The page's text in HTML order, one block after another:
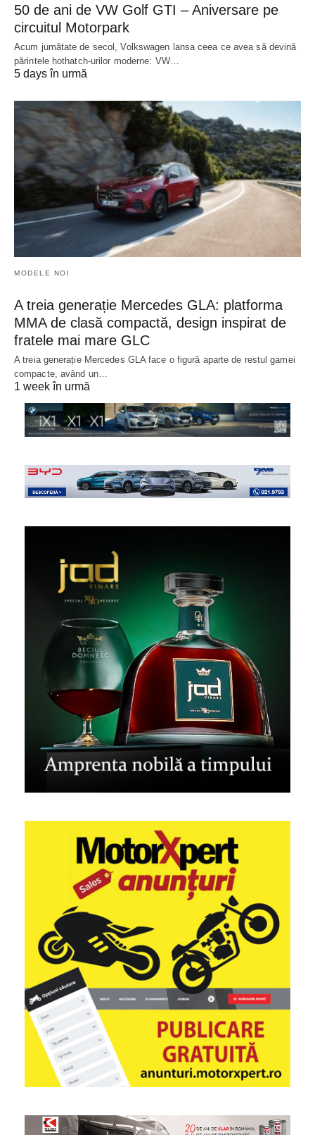
50 de ani de VW Golf GTI – Aniversare pe
circuitul Motorpark
Acum jumătate de secol, Volkswagen lansa ceea ce avea să devină
părintele hothatch-urilor moderne: VW…
5 days în urmă
MODELE NOI
A treia generație Mercedes GLA: platforma
MMA de clasă compactă, design inspirat de
fratele mai mare GLC
A treia generație Mercedes GLA face o figură aparte de restul gamei
compacte, având un…
1 week în urmă